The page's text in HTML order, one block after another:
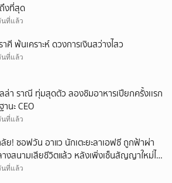
งที่สุด
นที่แล้ว
าศี พ้นเคราะห์ ดวงการเงินสว่างไสว
นที่แล้ว
ล่า ราณี ทุ่มสุดตัว ลองชิมอาหารเปียกครั้งเเรก
านะ CEO
นที่แล้ว
ย! ซอฟวัน อาแว นักเตะยะลาเอฟซี ถูกฟ้าผ่า
งสนามเสียชีวิตแล้ว หลังเพิ่งเซ็นสัญญาใหม่ได้
าน
นที่แล้ว